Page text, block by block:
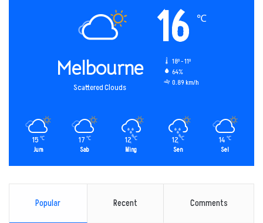
Melbourne
Scattered Clouds
16 ℃
18º - 11º
64%
0.89 km/h
15 ℃
Jum
17 ℃
Sab
12℃
Ming
12℃
Sen
14℃
Sel
Popular Recent Comments